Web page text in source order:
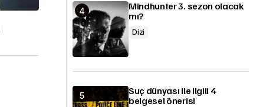
Mindhunter 3. sezon olacak
mı?
Dizi
Suç dünyası ile ilgili 4
belgesel önerisi